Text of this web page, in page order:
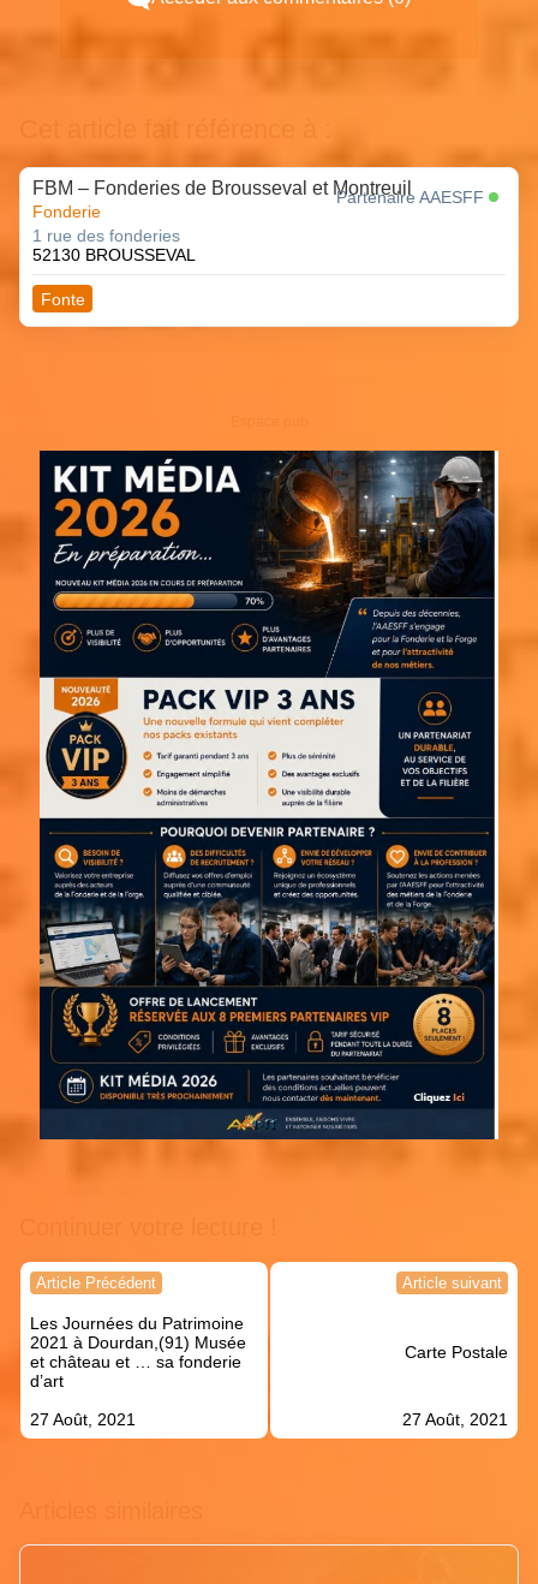
FBM – Fonderies de Brousseval et Montreuil
Fonderie
Partenaire AAESFF
1 rue des fonderies
52130 BROUSSEVAL
Fonte
Navigation
l’article
Article Précédent
Les Journées du Patrimoine
2021 à Dourdan,(91) Musée
et château et … sa fonderie
d’art
27 Août, 2021
Article suivant
Carte Postale
27 Août, 2021